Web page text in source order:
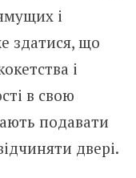
і
здатися, що
і
в свою
подавати
двері.